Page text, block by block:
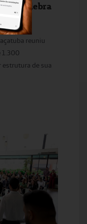
e celebra
reuniu
1.300
de sua